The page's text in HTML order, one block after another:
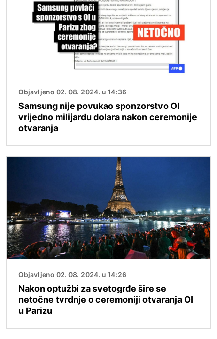
Objavljeno 02. 08. 2024. u 14:36
Samsung nije povukao sponzorstvo OI
vrijedno milijardu dolara nakon ceremonije
otvaranja
Objavljeno 02. 08. 2024. u 14:26
Nakon optužbi za svetogrđe šire se
netočne tvrdnje o ceremoniji otvaranja OI
u Parizu